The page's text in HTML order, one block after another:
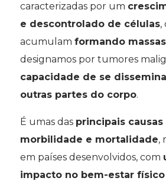
caracterizadas por um
e descontrolado de células,
acumulam formando massas
designamos por tumores
capacidade de se
outras partes do corpo.
É umas das principais causas
morbilidade e mortalidade,
em países desenvolvidos, com
impacto no bem-estar